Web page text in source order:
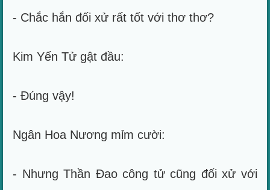
- Chắc hắn đối xử rất tốt với thơ thơ?
Kim Yến Tử gật đầu:
- Đúng vậy!
Ngân Hoa Nương mỉm cười:
- Nhưng Thần Đao công tử cũng đối xử với